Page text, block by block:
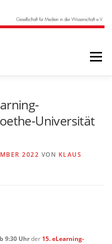
Menü
Universität
2022 VON KLAUS
9:30 Uhrder 15. eLearning-